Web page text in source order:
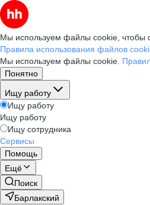
Мы используем файлы cookie, чтобы
Правила использования файлов
Мы используем файлы cookie.
Понятно
Ищу работу
Ищу работу
Ищу работу
Ищу сотрудника
Сервисы
Помощь
Ещё
Поиск
Барлакский